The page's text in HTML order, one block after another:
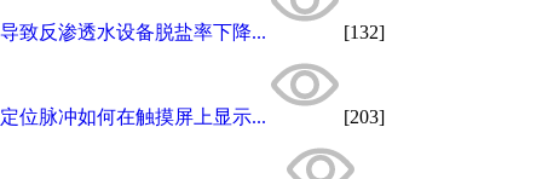
导致反渗透水设备脱盐率下降... [132]
定位脉冲如何在触摸屏上显示... [203]